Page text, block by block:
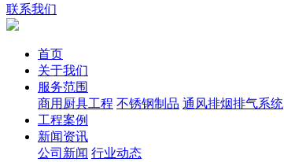
联系我们
首页
关于我们
服务范围
商用厨具工程 不锈钢制品 通风排烟排气系统
工程案例
新闻资讯
公司新闻 行业动态